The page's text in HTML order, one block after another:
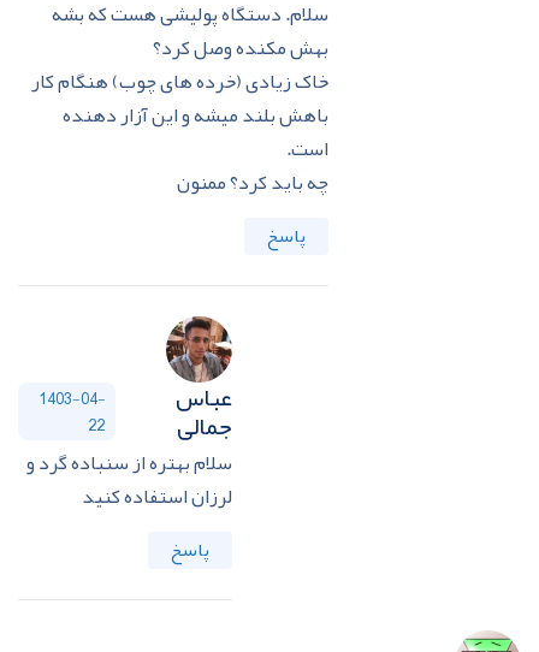
سلام. دستگاه پولیشی هست که بشه
بهش مکنده وصل کرد؟
خاک زیادی (خرده های چوب) هنگام کار
باهش بلند میشه و این آزار دهنده
است.
چه باید کرد؟ ممنون
پاسخ
عباس
جمالی
1403-04-
22
سلام بهتره از سنباده گرد و
لرزان استفاده کنید
پاسخ